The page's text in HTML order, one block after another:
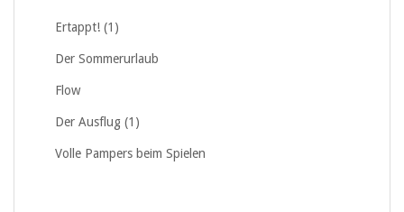
Ertappt! (1)
Der Sommerurlaub
Flow
Der Ausflug (1)
Volle Pampers beim Spielen